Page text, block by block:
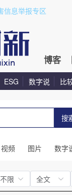
信息举报专区
博客
ESG 数字说 比
搜
视频 图片 数字
限 全文